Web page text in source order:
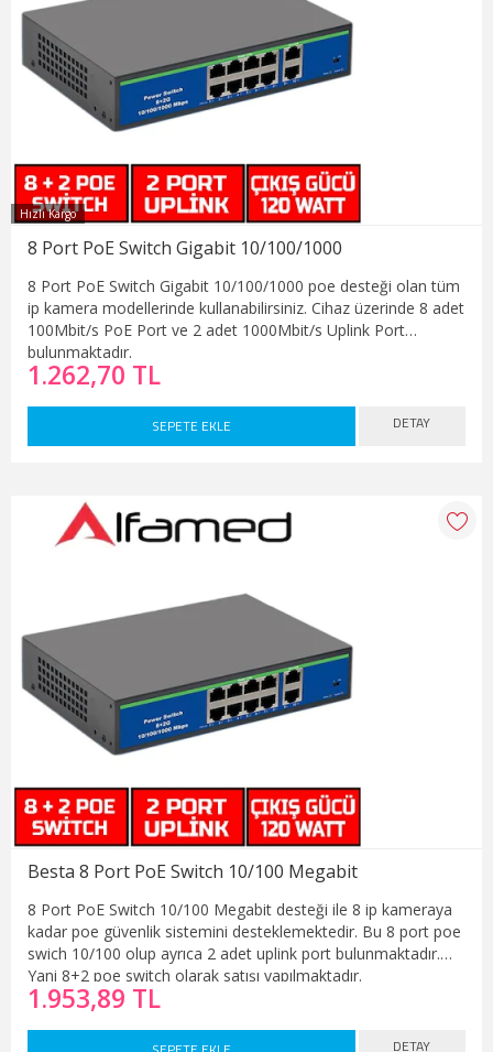
Hızlı Kargo
8 Port PoE Switch Gigabit 10/100/1000
8 Port PoE Switch Gigabit 10/100/1000 poe desteği olan tüm
ip kamera modellerinde kullanabilirsiniz. Cihaz üzerinde 8 adet
100Mbit/s PoE Port ve 2 adet 1000Mbit/s Uplink Port
bulunmaktadır.
1.262,70 TL
SEPETE EKLE DETAY
Besta 8 Port PoE Switch 10/100 Megabit
8 Port PoE Switch 10/100 Megabit desteği ile 8 ip kameraya
kadar poe güvenlik sistemini desteklemektedir. Bu 8 port poe
swich 10/100 olup ayrıca 2 adet uplink port bulunmaktadır.
Yani 8+2 poe switch olarak satışı yapılmaktadır.
1.953,89 TL
DETAY